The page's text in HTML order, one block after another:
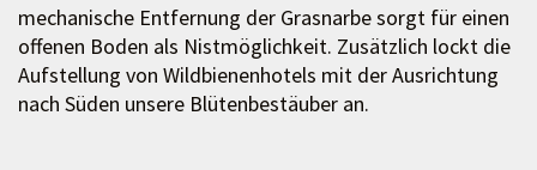
mechanische Entfernung der Grasnarbe sorgt für einen
offenen Boden als Nistmöglichkeit. Zusätzlich lockt die
Aufstellung von Wildbienenhotels mit der Ausrichtung
nach Süden unsere Blütenbestäuber an.